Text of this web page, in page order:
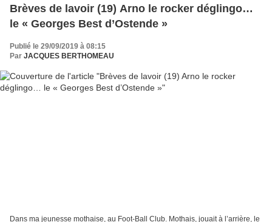
Brèves de lavoir (19) Arno le rocker déglingo…
le « Georges Best d’Ostende »
Publié le 29/09/2019 à 08:15
Par JACQUES BERTHOMEAU
Dans ma jeunesse mothaise, au Foot-Ball Club. Mothais, jouait à l’arrière, le